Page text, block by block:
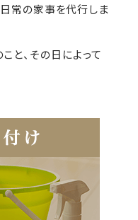
常の家事を代行しま
と、その日によって